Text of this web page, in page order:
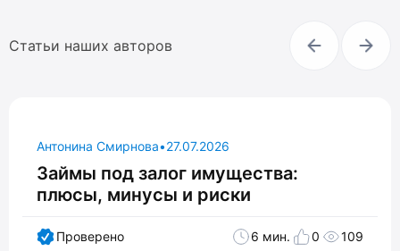
Статьи наших авторов
Антонина Смирнова•27.07.2026
Займы под залог имущества:
плюсы, минусы и риски
Проверено 6 мин. 0 109